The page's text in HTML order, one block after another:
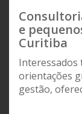
e
Curitiba
Interessados
orientações
gestão,